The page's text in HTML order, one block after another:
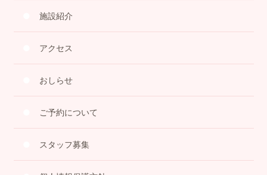
施設紹介
アクセス
おしらせ
ご予約について
スタッフ募集